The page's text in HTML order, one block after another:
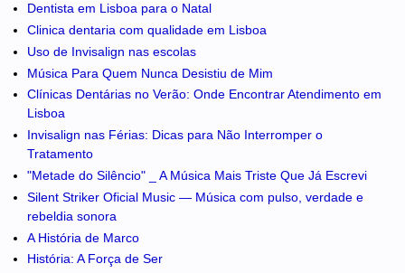
Dentista em Lisboa para o Natal
Clinica dentaria com qualidade em Lisboa
Uso de Invisalign nas escolas
Música Para Quem Nunca Desistiu de Mim
Clínicas Dentárias no Verão: Onde Encontrar Atendimento em
Lisboa
Invisalign nas Férias: Dicas para Não Interromper o
Tratamento
"Metade do Silêncio" _ A Música Mais Triste Que Já Escrevi
Silent Striker Oficial Music — Música com pulso, verdade e
rebeldia sonora
A História de Marco
História: A Força de Ser